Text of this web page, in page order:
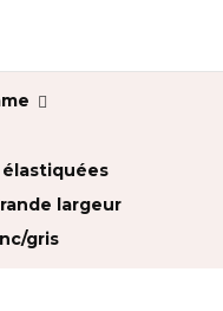
largeur
gris